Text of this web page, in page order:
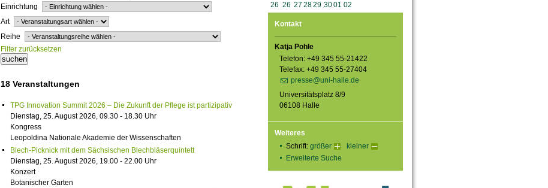
26 26 27 2829 3001 02
Kontakt
Katja Pohle
Telefon: +49 345 55-21422
Telefax: +49 345 55-27404
presse@uni-halle.de
Universitätsplatz 8/9
06108 Halle
Weiteres
Schrift: größer
kleiner
Erweiterte Suche
Einrichtung
Art
Reihe
Filter zurücksetzen
18 Veranstaltungen
TPG Innovation Summit 2026 – Die Zukunft der Pflege ist partizipativ
Dienstag, 25. August 2026, 09.30 - 18.30 Uhr
Kongress
Leopoldina Nationale Akademie der Wissenschaften
Blech-Picknick mit dem Sächsischen Blechbläserquintett
Dienstag, 25. August 2026, 19.00 - 22.00 Uhr
Konzert
Botanischer Garten